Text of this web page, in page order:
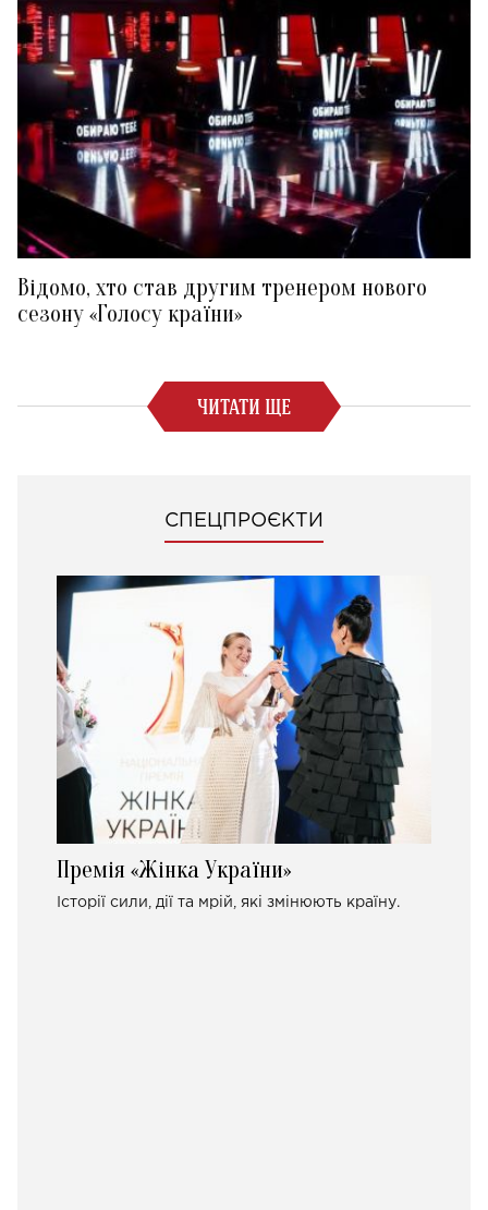
Відомо, хто став другим тренером нового
сезону «Голосу країни»
ЧИТАТИ ЩЕ
СПЕЦПРОЄКТИ
Премія «Жінка України»
Історії сили, дії та мрій, які змінюють країну.